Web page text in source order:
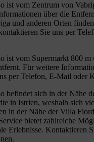
ist vom Zentrum von
über die
und anderen Orten
Sie uns per
ist vom Supermarkt 800 m
Für weitere
per Telefon, E-Mail oder
befindet sich in der Nähe
in Istrien, weshalb sich
in der Nähe der Villa
bietet zahlreiche
Erlebnisse. Kontaktieren